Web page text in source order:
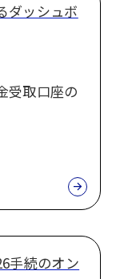
ダッシュボ
受取口座の
手続のオン